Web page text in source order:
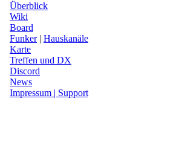
Überblick
Wiki
Board
Funker| Hauskanäle
Karte
Treffen und DX
Discord
News
Impressum | Support